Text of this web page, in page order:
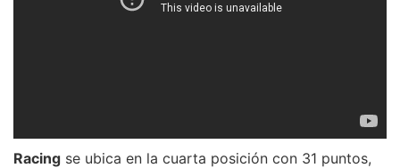
Racing se ubica en la cuarta posición con 31 puntos,